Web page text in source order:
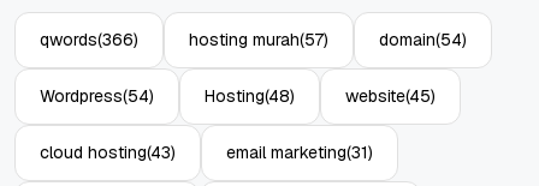
qwords(366) hosting murah(57) domain(54)
Wordpress(54) Hosting(48) website(45)
cloud hosting(43) email marketing(31)